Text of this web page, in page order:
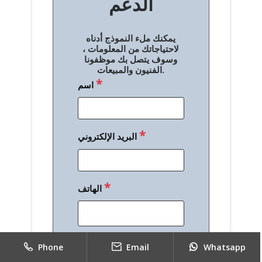
يمكنك ملء النموذج أدناه
لاحتياجاتك من المعلومات ،
وسوف يتصل بك موظفونا
الفنيون والمبيعات.
اسم*
البريد الإلكتروني*
الهاتف*
Phone Email Whatsapp